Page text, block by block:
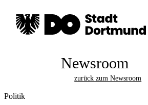
Newsroom
zurück zum Newsroom
Politik